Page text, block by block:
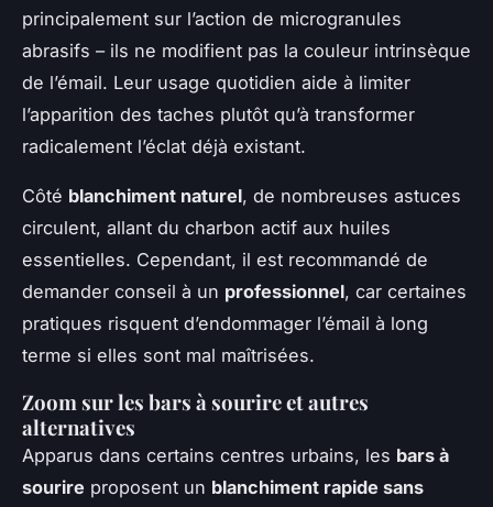
principalement sur l’action de microgranules
abrasifs – ils ne modifient pas la couleur intrinsèque
de l’émail. Leur usage quotidien aide à limiter
l’apparition des taches plutôt qu’à transformer
radicalement l’éclat déjà existant.
Côté blanchiment naturel, de nombreuses astuces
circulent, allant du charbon actif aux huiles
essentielles. Cependant, il est recommandé de
demander conseil à un professionnel, car certaines
pratiques risquent d’endommager l’émail à long
terme si elles sont mal maîtrisées.
Zoom sur les bars à sourire et autres
alternatives
Apparus dans certains centres urbains, les bars à
sourire proposent un blanchiment rapide sans